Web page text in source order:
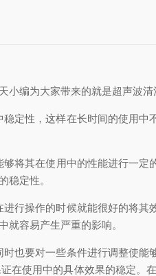
编为大家带来的就是超声波清
性，这样在长时间的使用中
将其在使用中的性能进行一
稳定性。
操作的时候就能很好的将其
就容易产生严重的影响。
要对一些条件进行调整使能
在使用中的具体效果的稳定